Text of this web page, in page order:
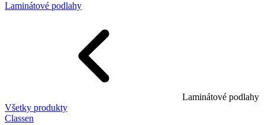
Laminátové podlahy
Laminátové podlahy
Všetky produkty
Classen